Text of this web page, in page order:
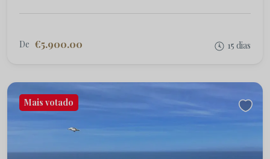
De €5.900.00 15 dias
Mais votado